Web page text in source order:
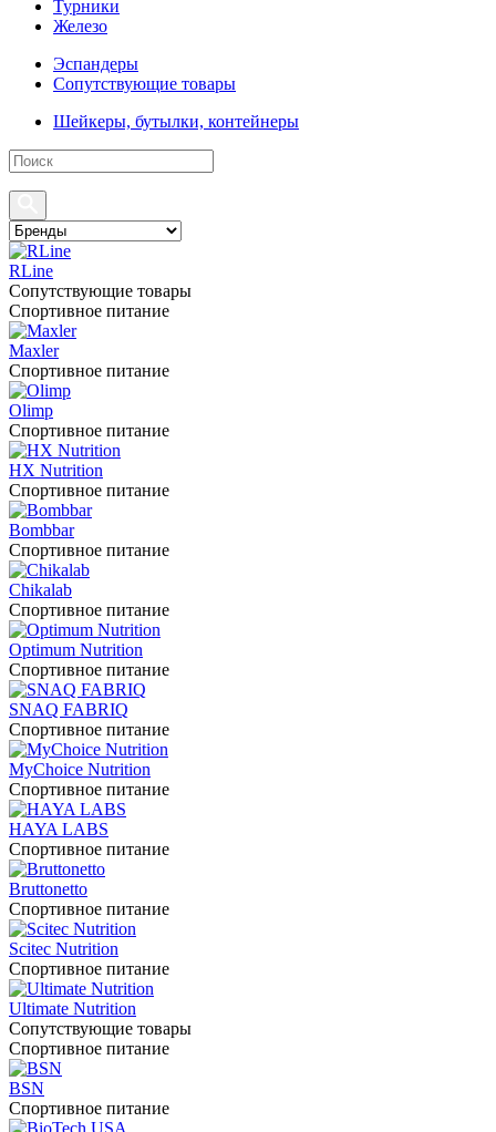
Турники
Железо
Эспандеры
Сопутствующие товары
Шейкеры, бутылки, контейнеры
RLine
Сопутствующие товары
Спортивное питание
Maxler
Спортивное питание
Olimp
Спортивное питание
HX Nutrition
Спортивное питание
Bombbar
Спортивное питание
Chikalab
Спортивное питание
Optimum Nutrition
Спортивное питание
SNAQ FABRIQ
Спортивное питание
MyChoice Nutrition
Спортивное питание
HAYA LABS
Спортивное питание
Bruttonetto
Спортивное питание
Scitec Nutrition
Спортивное питание
Ultimate Nutrition
Сопутствующие товары
Спортивное питание
BSN
Спортивное питание